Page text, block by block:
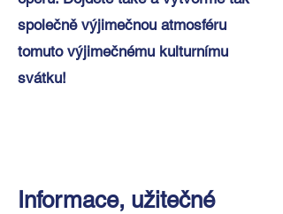
společně výjimečnou atmosféru
tomuto výjimečnému kulturnímu
svátku!
Informace, užitečné